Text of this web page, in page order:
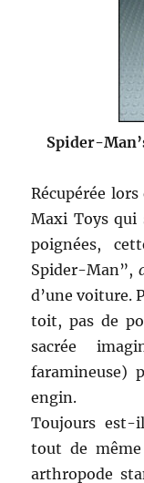
Spider-
Récupérée
Maxi Toys qui
poignées,
Spider-Man”,
d’une voiture.
toit, pas de
sacrée
faramineuse)
engin.
Toujours est-
tout de
arthropode